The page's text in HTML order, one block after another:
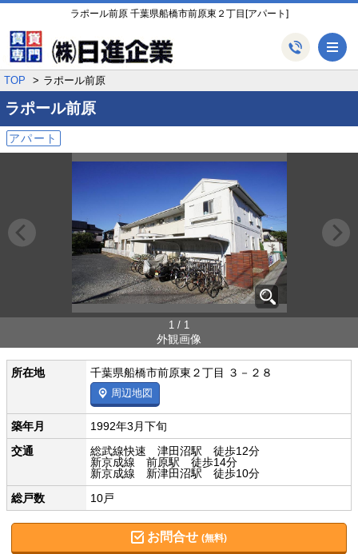
ラポール前原 千葉県船橋市前原東２丁目[アパート]
TOP ラポール前原
ラポール前原
アパート
1 / 1
外観画像
所在地 千葉県船橋市前原東２丁目 ３－２８
周辺地図
築年月
1992年3月下旬
交通
総武線快速 津田沼駅 徒歩12分
新京成線 前原駅 徒歩14分
新京成線 新津田沼駅 徒歩10分
総戸数
10戸
お問合せ (無料)